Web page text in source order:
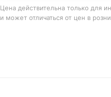
Цена действительна только для
и может отличаться от цен в